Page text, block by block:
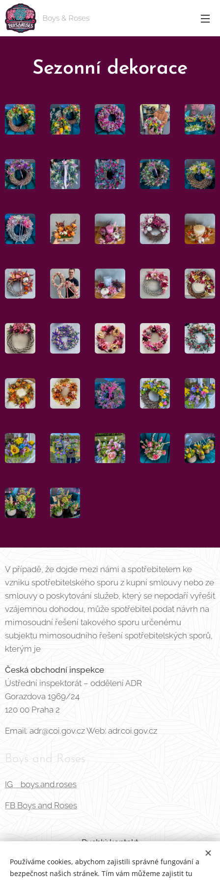
Boys & Roses
Sezonní dekorace
V případě, že dojde mezi námi a spotřebitelem ke
vzniku spotřebitelského sporu z kupní smlouvy nebo ze
smlouvy o poskytování služeb, který se nepodaří vyřešit
vzájemnou dohodou, může spotřebitel podat návrh na
mimosoudní řešení takového sporu určenému
subjektu mimosoudního řešení spotřebitelských sporů,
kterým je
Česká obchodní inspekce
Ústřední inspektorát – oddělení ADR
Gorazdova 1969/24
120 00 Praha 2
Email: adr@coi.gov.cz Web: adr.coi.gov.cz
Boys and Roses
IG boys.and.roses
FB Boys and Roses
Rychlý kontakt
E-mail:info@boysandroses.com
Telefon:+420 606 200 816
Používáme cookies, abychom zajistili správné fungování a
bezpečnost našich stránek. Tím vám můžeme zajistit tu